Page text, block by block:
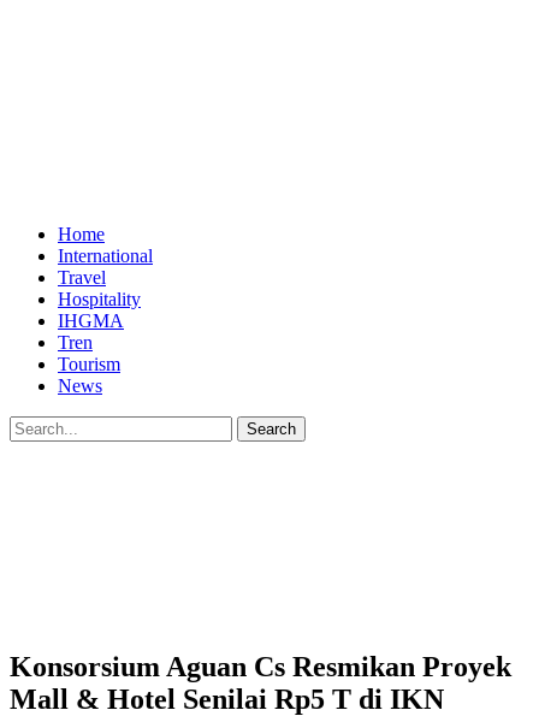
Home
International
Travel
Hospitality
IHGMA
Tren
Tourism
News
Konsorsium Aguan Cs Resmikan Proyek
Mall & Hotel Senilai Rp5 T di IKN